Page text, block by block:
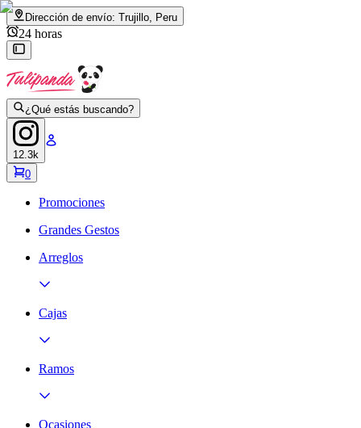
Dirección de envío: Trujillo, Peru
24 horas
¿Qué estás buscando?
12.3k
0
Promociones
Grandes Gestos
Arreglos
Cajas
Ramos
Ocasiones